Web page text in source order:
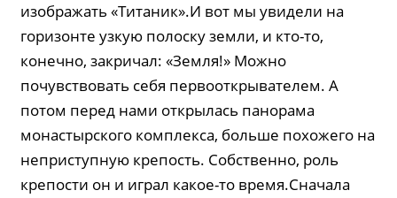
изображать «Титаник».И вот мы увидели на
горизонте узкую полоску земли, и кто-то,
конечно, закричал: «Земля!» Можно
почувствовать себя первооткрывателем. А
потом перед нами открылась панорама
монастырского комплекса, больше похожего на
неприступную крепость. Собственно, роль
крепости он и играл какое-то время.Сначала